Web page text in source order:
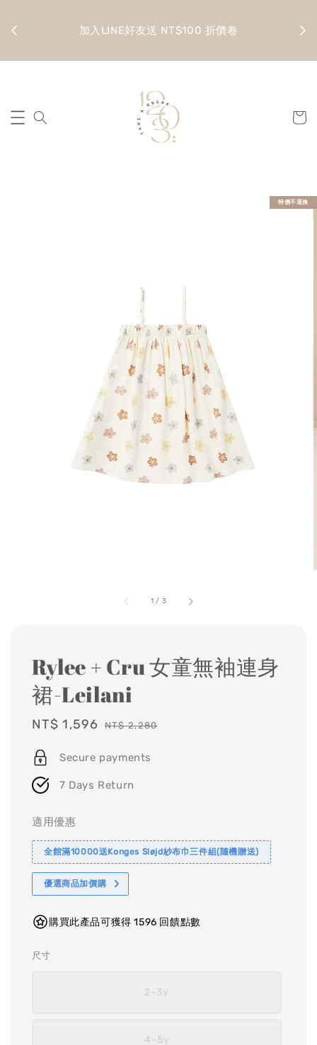
加入LINE好友送 NT$100 折價卷
1 / 3
特價不退換
Rylee + Cru 女童無袖連身
裙-Leilani
Sale
NT$ 1,596 Regular
NT$ 2,280
Secure payments
7 Days Return
適用優惠
全館滿10000送Konges Sløjd紗布巾三件組(隨機贈送)
優選商品加價購
購買此產品可獲得 1596 回饋點數
尺寸
2-3y
4-5y